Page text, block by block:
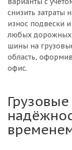
снизить затраты
износ подвески
любых дорожных
шины на
область,
офис.